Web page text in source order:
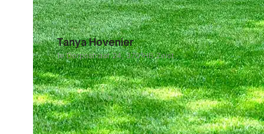
Tanya Hovenier
1e Dorpsstraat 24, 3701HB Zeist